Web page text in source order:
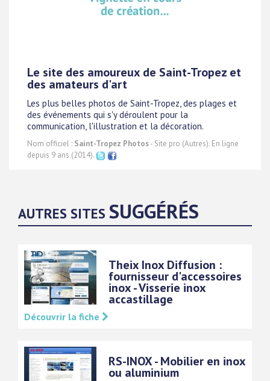
Le site des amoureux de Saint-Tropez et
des amateurs d'art
Les plus belles photos de Saint-Tropez, des plages et
des événements qui s'y déroulent pour la
communication, l'illustration et la décoration.
Nom officiel : Saint-Tropez Photos- Site pro (Autres). En ligne
depuis 9 ans (2014).
AUTRES SITES SUGGÉRÉS
Theix Inox Diffusion :
fournisseur d'accessoires
inox - Visserie inox
accastillage
Découvrir la fiche
RS-INOX - Mobilier en inox
ou aluminium